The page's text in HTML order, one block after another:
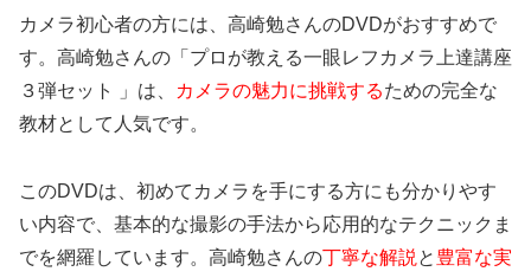
カメラ初心者の方には、高崎勉さんのDVDがおすすめで
す。高崎勉さんの「プロが教える一眼レフカメラ上達講座
３弾セット 」は、
カメラの魅力に挑戦するための完全な
教材として人気です。
このDVDは、初めてカメラを手にする方にも分かりやす
い内容で、基本的な撮影の手法から応用的なテクニックま
でを網羅しています。高崎勉さんの丁寧な解説 と 豊富な実